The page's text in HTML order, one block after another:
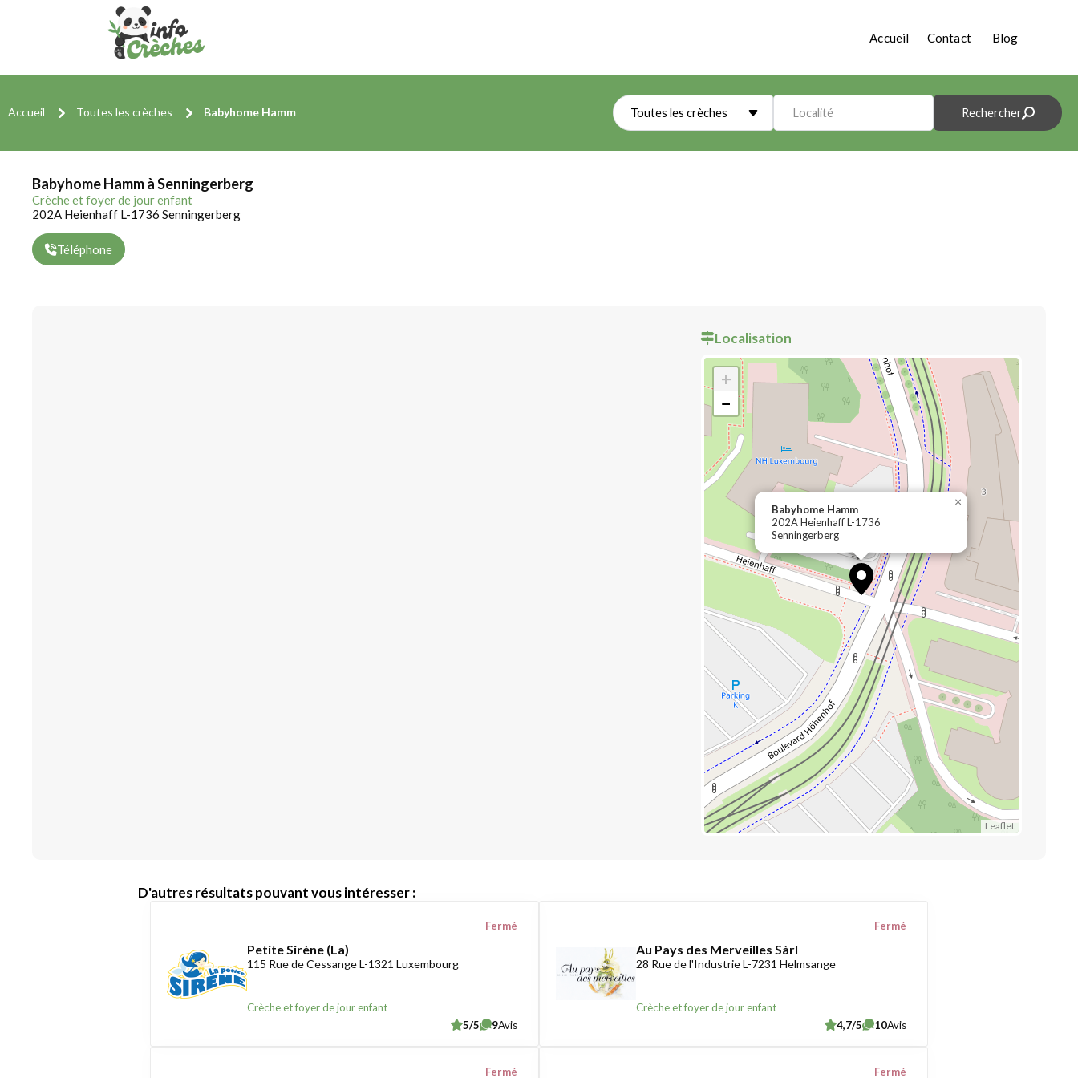
Accueil Contact Blog
Accueil Toutes les crèches Babyhome Hamm Toutes les crèches Localité Rechercher
Babyhome Hamm à Senningerberg
Crèche et foyer de jour enfant
202A Heienhaff L-1736 Senningerberg
Téléphone
Localisation
Babyhome Hamm
202A Heienhaff L-1736
Senningerberg
×
+
−
Leaflet
D'autres résultats pouvant vous intéresser :
Petite Sirène (La)
115 Rue de Cessange L-1321 Luxembourg
Crèche et foyer de jour enfant
Fermé
5/5 9Avis
Au Pays des Merveilles Sàrl
28 Rue de l'Industrie L-7231 Helmsange
Crèche et foyer de jour enfant
Fermé
4,7/5 10Avis
Fermé Fermé